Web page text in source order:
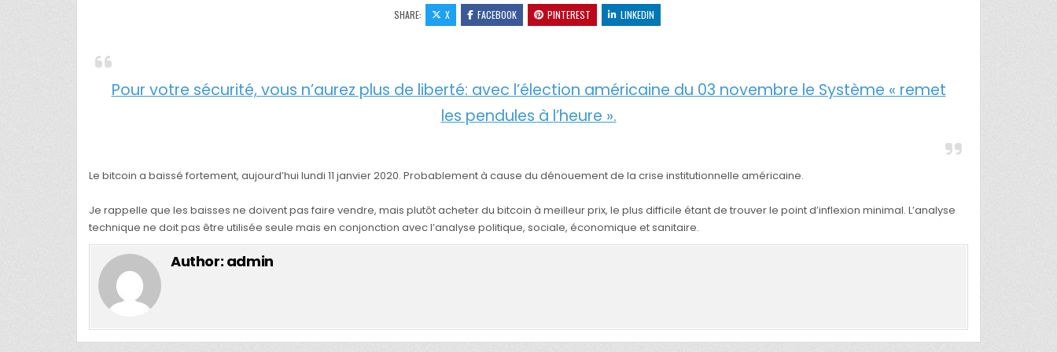
SHARE: X FACEBOOK PINTEREST LINKEDIN
Pour votre sécurité, vous n’aurez plus de liberté: avec l’élection américaine du 03 novembre le Système « remet
les pendules à l’heure ».
Le bitcoin a baissé fortement, aujourd’hui lundi 11 janvier 2020. Probablement à cause du dénouement de la crise institutionnelle américaine.
Je rappelle que les baisses ne doivent pas faire vendre, mais plutôt acheter du bitcoin à meilleur prix, le plus difficile étant de trouver le point d’inflexion minimal. L’analyse
technique ne doit pas être utilisée seule mais en conjonction avec l’analyse politique, sociale, économique et sanitaire.
Author: admin